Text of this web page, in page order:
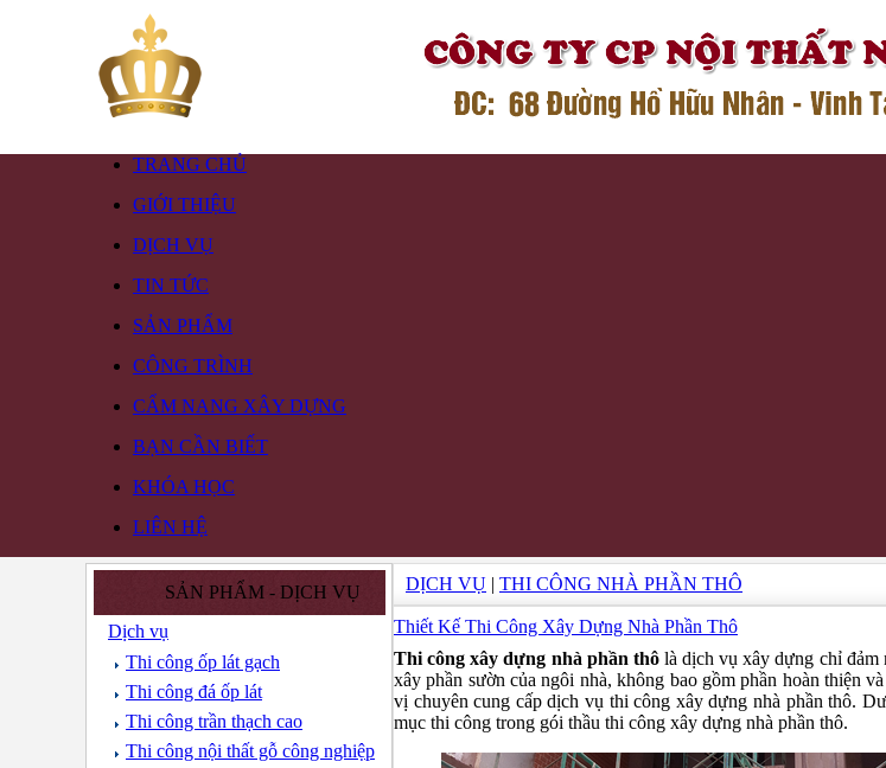
TRANG CHỦ
GIỚI THIỆU
DỊCH VỤ
TIN TỨC
SẢN PHẨM
CÔNG TRÌNH
CẨM NANG XÂY DỰNG
BẠN CẦN BIẾT
KHÓA HỌC
LIÊN HỆ
SẢN PHẨM - DỊCH VỤ
Dịch vụ
Thi công ốp lát gạch
Thi công đá ốp lát
Thi công trần thạch cao
Thi công nội thất gỗ công nghiệp
DỊCH VỤ | THI CÔNG NHÀ PHẦN THÔ
Thiết Kế Thi Công Xây Dựng Nhà Phần Thô
Thi công xây dựng nhà phần thôlà dịch vụ xây dựng chỉ đảm
xây phần sườn của ngôi nhà, không bao gồm phần hoàn thiện
vị chuyên cung cấp dịch vụ thi công xây dựng nhà phần thô.
mục thi công trong gói thầu thi công xây dựng nhà phần thô.